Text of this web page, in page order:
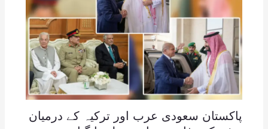
پاکستان سعودی عرب اور ترکیہ کے درمیان